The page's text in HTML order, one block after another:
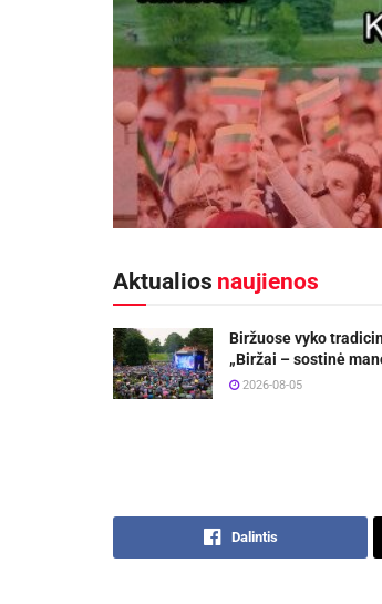
Aktualios naujienos
Biržuose vyko
„Biržai – sostinė
2026-08-05
Dalintis